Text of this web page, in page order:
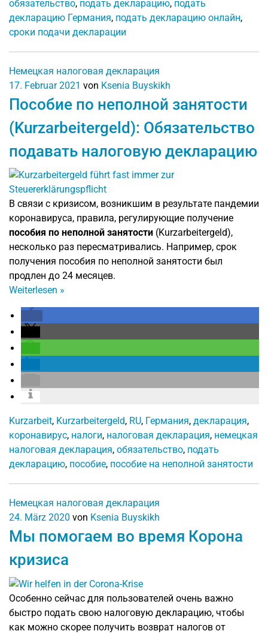
обязательство, подать декларацию, подать
декларацию Германия, подать декларацию онлайн,
сроки подачи декларации
Немецкая налоговая декларация
17. Februar 2021 von Ksenia Buyskikh
Пособие по неполной занятости
(Kurzarbeitergeld): Обязательство
подавать налоговую декларацию
В связи с кризисом, возникшим в результате пандемии
коронавируса, правила, регулирующие получение
пособия по неполной занятости (Kurzarbeitergeld),
несколько раз пересматривались. Например, срок
получения пособия по неполной занятости был
продлен до 24 месяцев.
Weiterlesen »
Kurzarbeit, Kurzarbeitergeld, RU, Германия, декларация,
коронавирус, налоги, налоговая декларация, немецкая
налоговая декларация, обязательство, подать
декларацию, пособие, пособие на неполной занятости
Немецкая налоговая декларация
24. März 2020 von Ksenia Buyskikh
Мы помогаем во время Корона
кризиса
Особенно сейчас для пользователей очень важно
быстро подать свою налоговую декларацию, чтобы
как можно скорее получить возврат налогов от